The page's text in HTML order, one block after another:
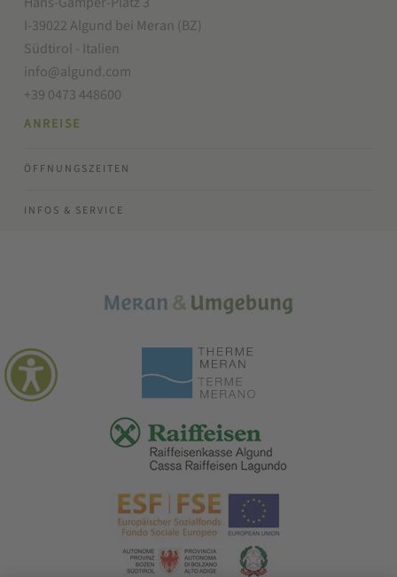
I-39022 Algund bei Meran (BZ)
Südtirol - Italien
info@algund.com
+39 0473 448600
ANREISE
ÖFFNUNGSZEITEN
INFOS & SERVICE